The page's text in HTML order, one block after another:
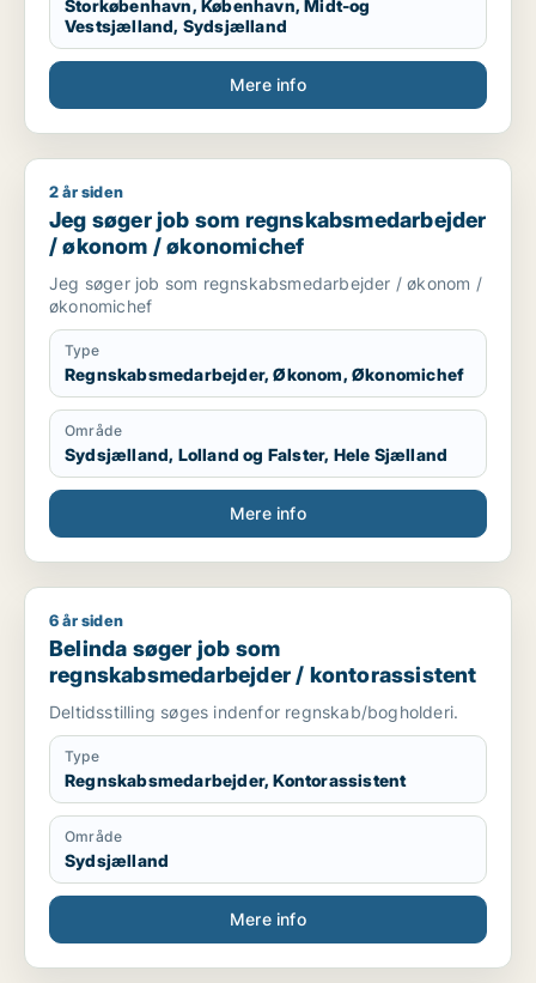
Storkøbenhavn, København, Midt-og
Vestsjælland, Sydsjælland
Mere info
Jeg søger job som regnskabsmedarbejder / økonom /
2 år siden
Jeg søger job som regnskabsmedarbejder
/ økonom / økonomichef
Jeg søger job som regnskabsmedarbejder / økonom /
økonomichef
Type
Regnskabsmedarbejder, Økonom, Økonomichef
Område
Sydsjælland, Lolland og Falster, Hele Sjælland
Mere info
Belinda søger job som regnskabsmedarbejder /
6 år siden
Belinda søger job som
regnskabsmedarbejder / kontorassistent
Deltidsstilling søges indenfor regnskab/bogholderi.
Type
Regnskabsmedarbejder, Kontorassistent
Område
Sydsjælland
Mere info